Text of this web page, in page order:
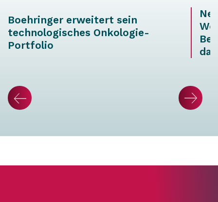
Boehringer erweitert sein
technologisches Onkologie-
Portfolio